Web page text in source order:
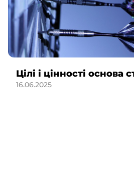
Цілі і цінності основа
16.06.2025